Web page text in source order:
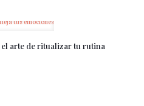
arte de ritualizar tu rutina